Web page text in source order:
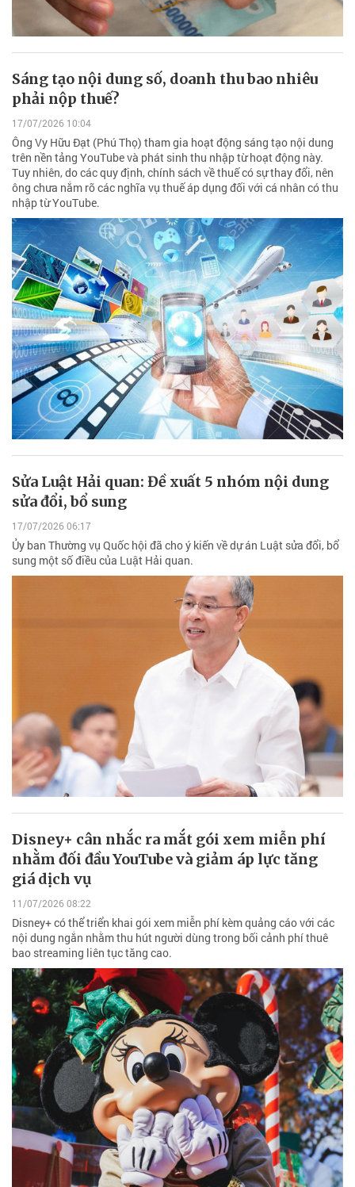
Sáng tạo nội dung số, doanh thu bao nhiêu
phải nộp thuế?
17/07/2026 10:04
Ông Vy Hữu Đạt (Phú Thọ) tham gia hoạt động sáng tạo nội dung
trên nền tảng YouTube và phát sinh thu nhập từ hoạt động này.
Tuy nhiên, do các quy định, chính sách về thuế có sự thay đổi, nên
ông chưa nắm rõ các nghĩa vụ thuế áp dụng đối với cá nhân có thu
nhập từ YouTube.
Sửa Luật Hải quan: Đề xuất 5 nhóm nội dung
sửa đổi, bổ sung
17/07/2026 06:17
Ủy ban Thường vụ Quốc hội đã cho ý kiến về dự án Luật sửa đổi, bổ
sung một số điều của Luật Hải quan.
Disney+ cân nhắc ra mắt gói xem miễn phí
nhằm đối đầu YouTube và giảm áp lực tăng
giá dịch vụ
11/07/2026 08:22
Disney+ có thể triển khai gói xem miễn phí kèm quảng cáo với các
nội dung ngắn nhằm thu hút người dùng trong bối cảnh phí thuê
bao streaming liên tục tăng cao.